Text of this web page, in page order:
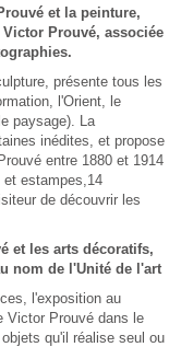
et la peinture,
Prouvé, associée
présente tous les
l'Orient, le
paysage). La
inédites, et propose
entre 1880 et 1914
estampes,14
de découvrir les
et les arts décoratifs,
nom de l'Unité de l'art
l'exposition au
Victor Prouvé dans le
qu'il réalise seul ou